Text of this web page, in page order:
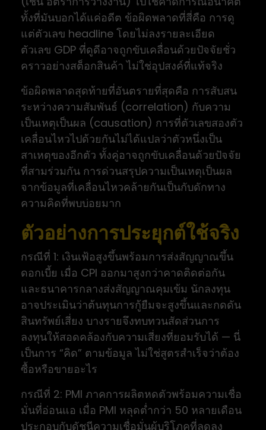
ทั้งที่มันบอกได้แค่อดีต ข้อผิดพลาดที่สี่คือ การดู
แต่ตัวเลข headline โดยไม่ลงรายละเอียด
ตัวเลข GDP ที่ดูดีอาจถูกขับเคลื่อนด้วยปัจจัยชั่ว
คราวอย่างสต็อกสินค้า ไม่ใช่อุปสงค์ที่แท้จริง
ข้อผิดพลาดสุดท้ายที่อันตรายที่สุดคือ การสับสน
ระหว่างความสัมพันธ์ (correlation) กับความ
เป็นเหตุเป็นผล (causation) การที่ตัวเลขสองตัว
เคลื่อนไหวไปด้วยกันไม่ได้แปลว่าตัวหนึ่งเป็น
สาเหตุของอีกตัว ทั้งคู่อาจถูกขับเคลื่อนด้วยปัจจัย
ที่สามร่วมกัน การด่วนสรุปความเป็นเหตุเป็นผล
จากข้อมูลที่เคลื่อนไหวคล้ายกันเป็นกับดักทาง
ความคิดที่พบบ่อยมาก
ตัวอย่างการประยุกต์ใช้จริง
กรณีที่ 1: เงินเฟ้อสูงขึ้นพร้อมการส่งสัญญาณขึ้น
ดอกเบี้ย เมื่อ CPI ออกมาสูงกว่าคาดติดต่อกัน
และธนาคารกลางส่งสัญญาณคุมเข้ม นักลงทุน
อาจประเมินว่าต้นทุนการกู้ยืมจะสูงขึ้นและกดดัน
สินทรัพย์เสี่ยง บางรายจึงทบทวนสัดส่วนการ
ลงทุนให้สอดคล้องกับความเสี่ยงที่ยอมรับได้ — นี่
เป็นการ “คิด” ตามข้อมูล ไม่ใช่สูตรสำเร็จว่าต้อง
ซื้อหรือขายอะไร
กรณีที่ 2: PMI ภาคการผลิตหดตัวพร้อมความเชื่อ
มั่นที่อ่อนแอ เมื่อ PMI หลุดต่ำกว่า 50 หลายเดือน
ประกอบกับดัชนีความเชื่อมั่นผู้บริโภคที่ลดลง